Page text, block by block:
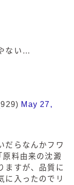
ない…
May 27,
だらなんかフワ
料由来の沈澱
ますが、品質に
入ったのでリ